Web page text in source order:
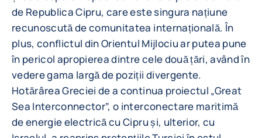
de Republica Cipru, care este singura națiune
recunoscută de comunitatea internațională. În
plus, conflictul din Orientul Mijlociu ar putea pune
în pericol apropierea dintre cele două țări, având în
vedere gama largă de poziții divergente.
Hotărârea Greciei de a continua proiectul „Great
Sea Interconnector”, o interconectare maritimă
de energie electrică cu Cipru și, ulterior, cu